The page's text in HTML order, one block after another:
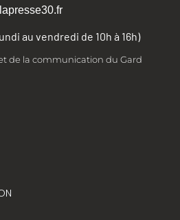
au vendredi de 10h à 16h)
de la communication du Gard